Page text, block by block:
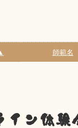
師範名
イン体